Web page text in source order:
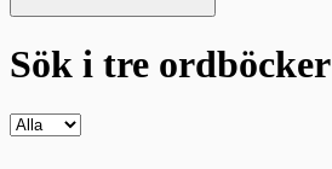
Sök i tre ordböcker